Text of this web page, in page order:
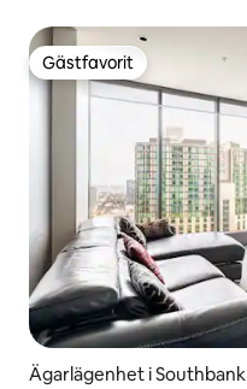
Gästfavorit
Gästfavorit
Ägarlägenhet i Southbank